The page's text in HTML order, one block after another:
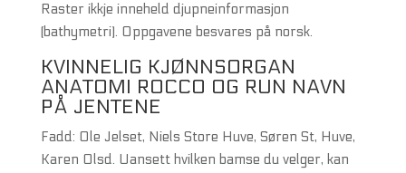
Raster ikkje inneheld djupneinformasjon
(bathymetri). Oppgavene besvares på norsk.
KVINNELIG KJØNNSORGAN
ANATOMI ROCCO OG RUN NAVN
PÅ JENTENE
Fadd: Ole Jelset, Niels Store Huve, Søren St, Huve,
Karen Olsd. Uansett hvilken bamse du velger, kan